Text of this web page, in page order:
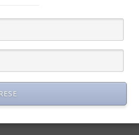
desafíos para cubrir vacantes